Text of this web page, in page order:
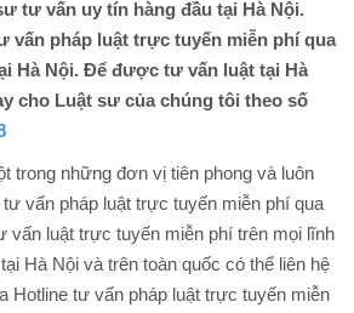
tư vấn uy tín hàng đầu tại Hà Nội.
vấn pháp luật trực tuyến miễn phí qua
Hà Nội. Để được tư vấn luật tại Hà
cho Luật sư của chúng tôi theo số
trong những đơn vị tiên phong và luôn
vấn pháp luật trực tuyến miễn phí qua
vấn luật trực tuyến miễn phí trên mọi lĩnh
Hà Nội và trên toàn quốc có thể liên hệ
Hotline tư vấn pháp luật trực tuyến miễn